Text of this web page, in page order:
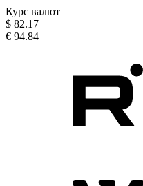
Курс валют
$ 82.17
€ 94.84